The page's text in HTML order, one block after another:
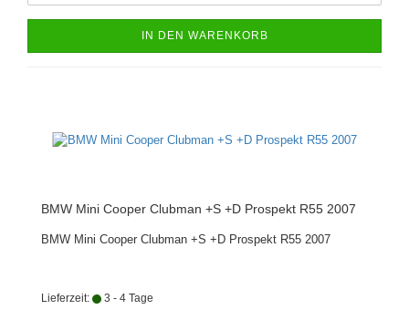
IN DEN WARENKORB
BMW Mini Cooper Clubman +S +D Prospekt R55 2007
BMW Mini Cooper Clubman +S +D Prospekt R55 2007
Lieferzeit: 3 - 4 Tage